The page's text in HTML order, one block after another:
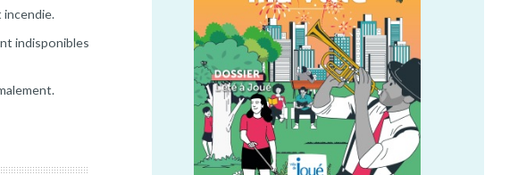
incendie.
indisponibles